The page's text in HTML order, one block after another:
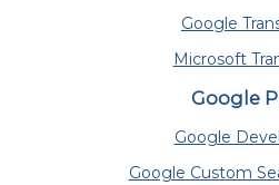
Google
Microsoft
Google
Google
Google Custom